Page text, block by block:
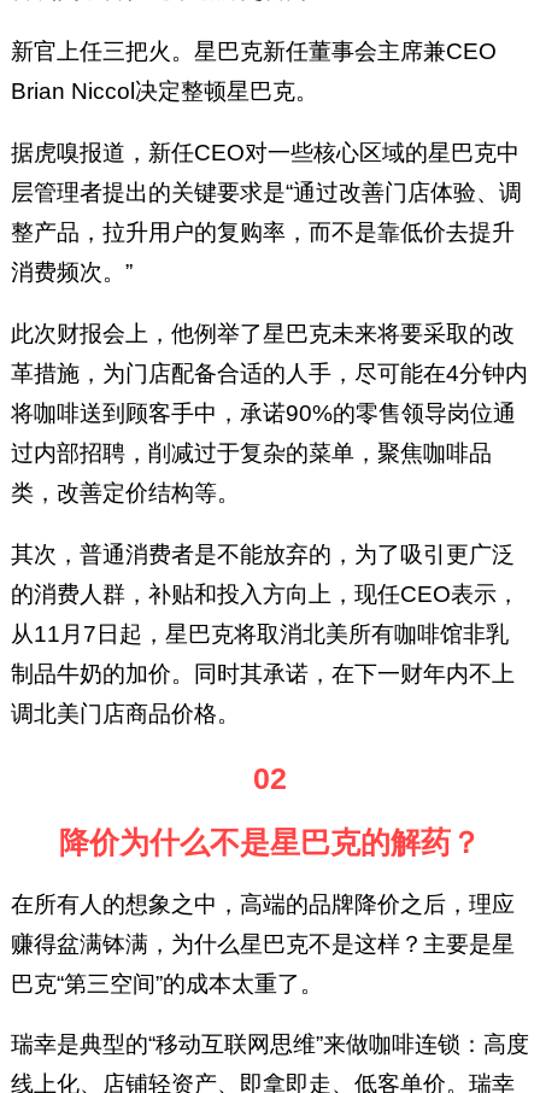
新官上任三把火。星巴克新任董事会主席兼CEO
Brian Niccol决定整顿星巴克。
据虎嗅报道，新任CEO对一些核心区域的星巴克中
层管理者提出的关键要求是“通过改善门店体验、调
整产品，拉升用户的复购率，而不是靠低价去提升
消费频次。”
此次财报会上，他例举了星巴克未来将要采取的改
革措施，为门店配备合适的人手，尽可能在4分钟内
将咖啡送到顾客手中，承诺90%的零售领导岗位通
过内部招聘，削减过于复杂的菜单，聚焦咖啡品
类，改善定价结构等。
其次，普通消费者是不能放弃的，为了吸引更广泛
的消费人群，补贴和投入方向上，现任CEO表示，
从11月7日起，星巴克将取消北美所有咖啡馆非乳
制品牛奶的加价。同时其承诺，在下一财年内不上
调北美门店商品价格。
02
降价为什么不是星巴克的解药？
在所有人的想象之中，高端的品牌降价之后，理应
赚得盆满钵满，为什么星巴克不是这样？主要是星
巴克“第三空间”的成本太重了。
瑞幸是典型的“移动互联网思维”来做咖啡连锁：高度
线上化、店铺轻资产、即拿即走、低客单价。瑞幸